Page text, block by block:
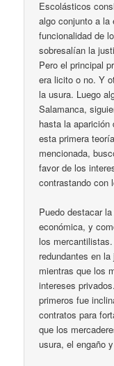
Escolásticos
algo conjunto a
funcionalidad de
sobresalían la
Pero el principal
era licito o no. Y
la usura. Luego
Salamanca,
hasta la
esta primera
mencionada,
favor de los
contrastando con
Puedo destacar
económica, y
los
redundantes en
mientras que los
intereses
primeros fue
contratos para
que los
usura, el engaño